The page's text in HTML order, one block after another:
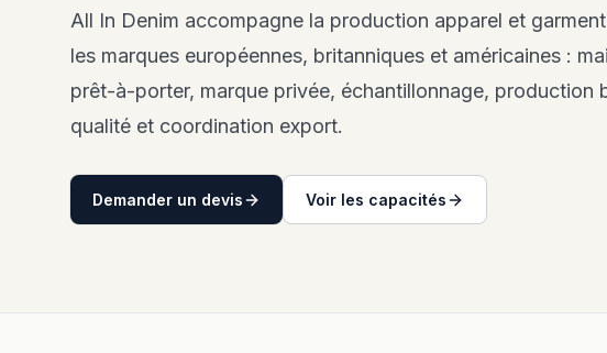
All In Denim accompagne la production apparel et
les marques européennes, britanniques et américaines :
prêt-à-porter, marque privée, échantillonnage, production
qualité et coordination export.
Demander un devis Voir les capacités